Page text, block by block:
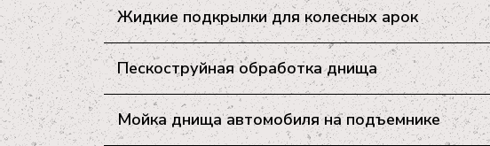
Жидкие подкрылки для колесных арок
Пескоструйная обработка днища
Мойка днища автомобиля на подъемнике